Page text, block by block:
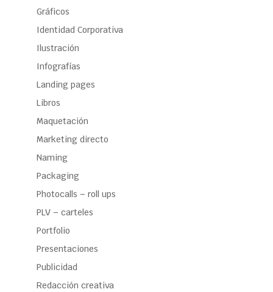
Gráficos
Identidad Corporativa
Ilustración
Infografías
Landing pages
Libros
Maquetación
Marketing directo
Naming
Packaging
Photocalls – roll ups
PLV – carteles
Portfolio
Presentaciones
Publicidad
Redacción creativa